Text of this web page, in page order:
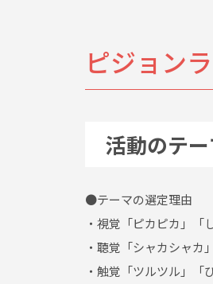
ピジョン
活動のテー
●テーマの選定理由
・視覚「ピカピカ」「
・聴覚「シャカシャカ」
・触覚「ツルツル」「